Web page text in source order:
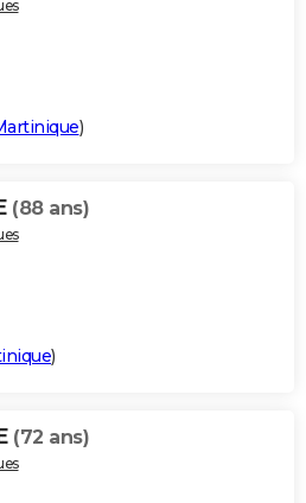
)
(88 ans)
)
(72 ans)